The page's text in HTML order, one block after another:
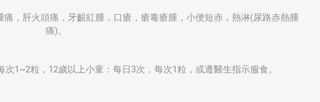
，肝火頭痛，牙齦紅腫，口瘡，瘡毒瘡腫，小便短赤，熱淋(尿路赤熱腫
痛)。
1~2粒，12歲以上小童：每日3次，每次1粒，或遵醫生指示服食。